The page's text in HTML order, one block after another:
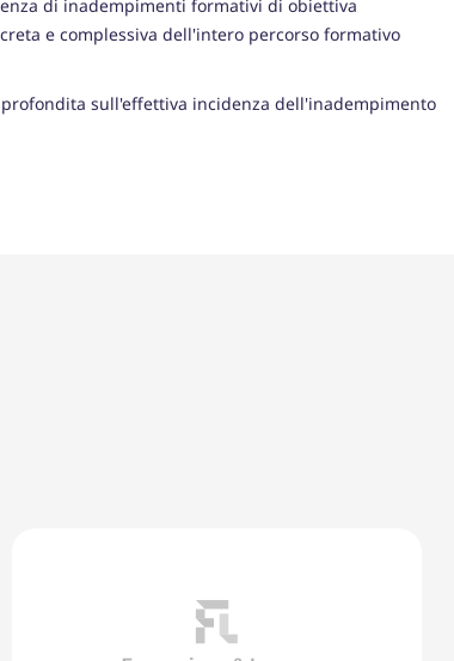
di inadempimenti formativi di obiettiva
e complessiva dell'intero percorso formativo
sull'effettiva incidenza dell'inadempimento